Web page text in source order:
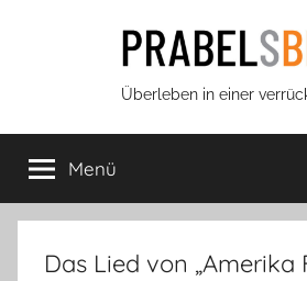
Prabels
Blog
Überleben in einer
Menü
Das Lied von „Amerika